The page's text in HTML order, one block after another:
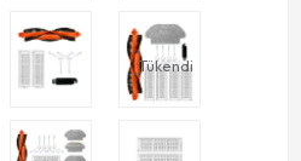
Tükendi